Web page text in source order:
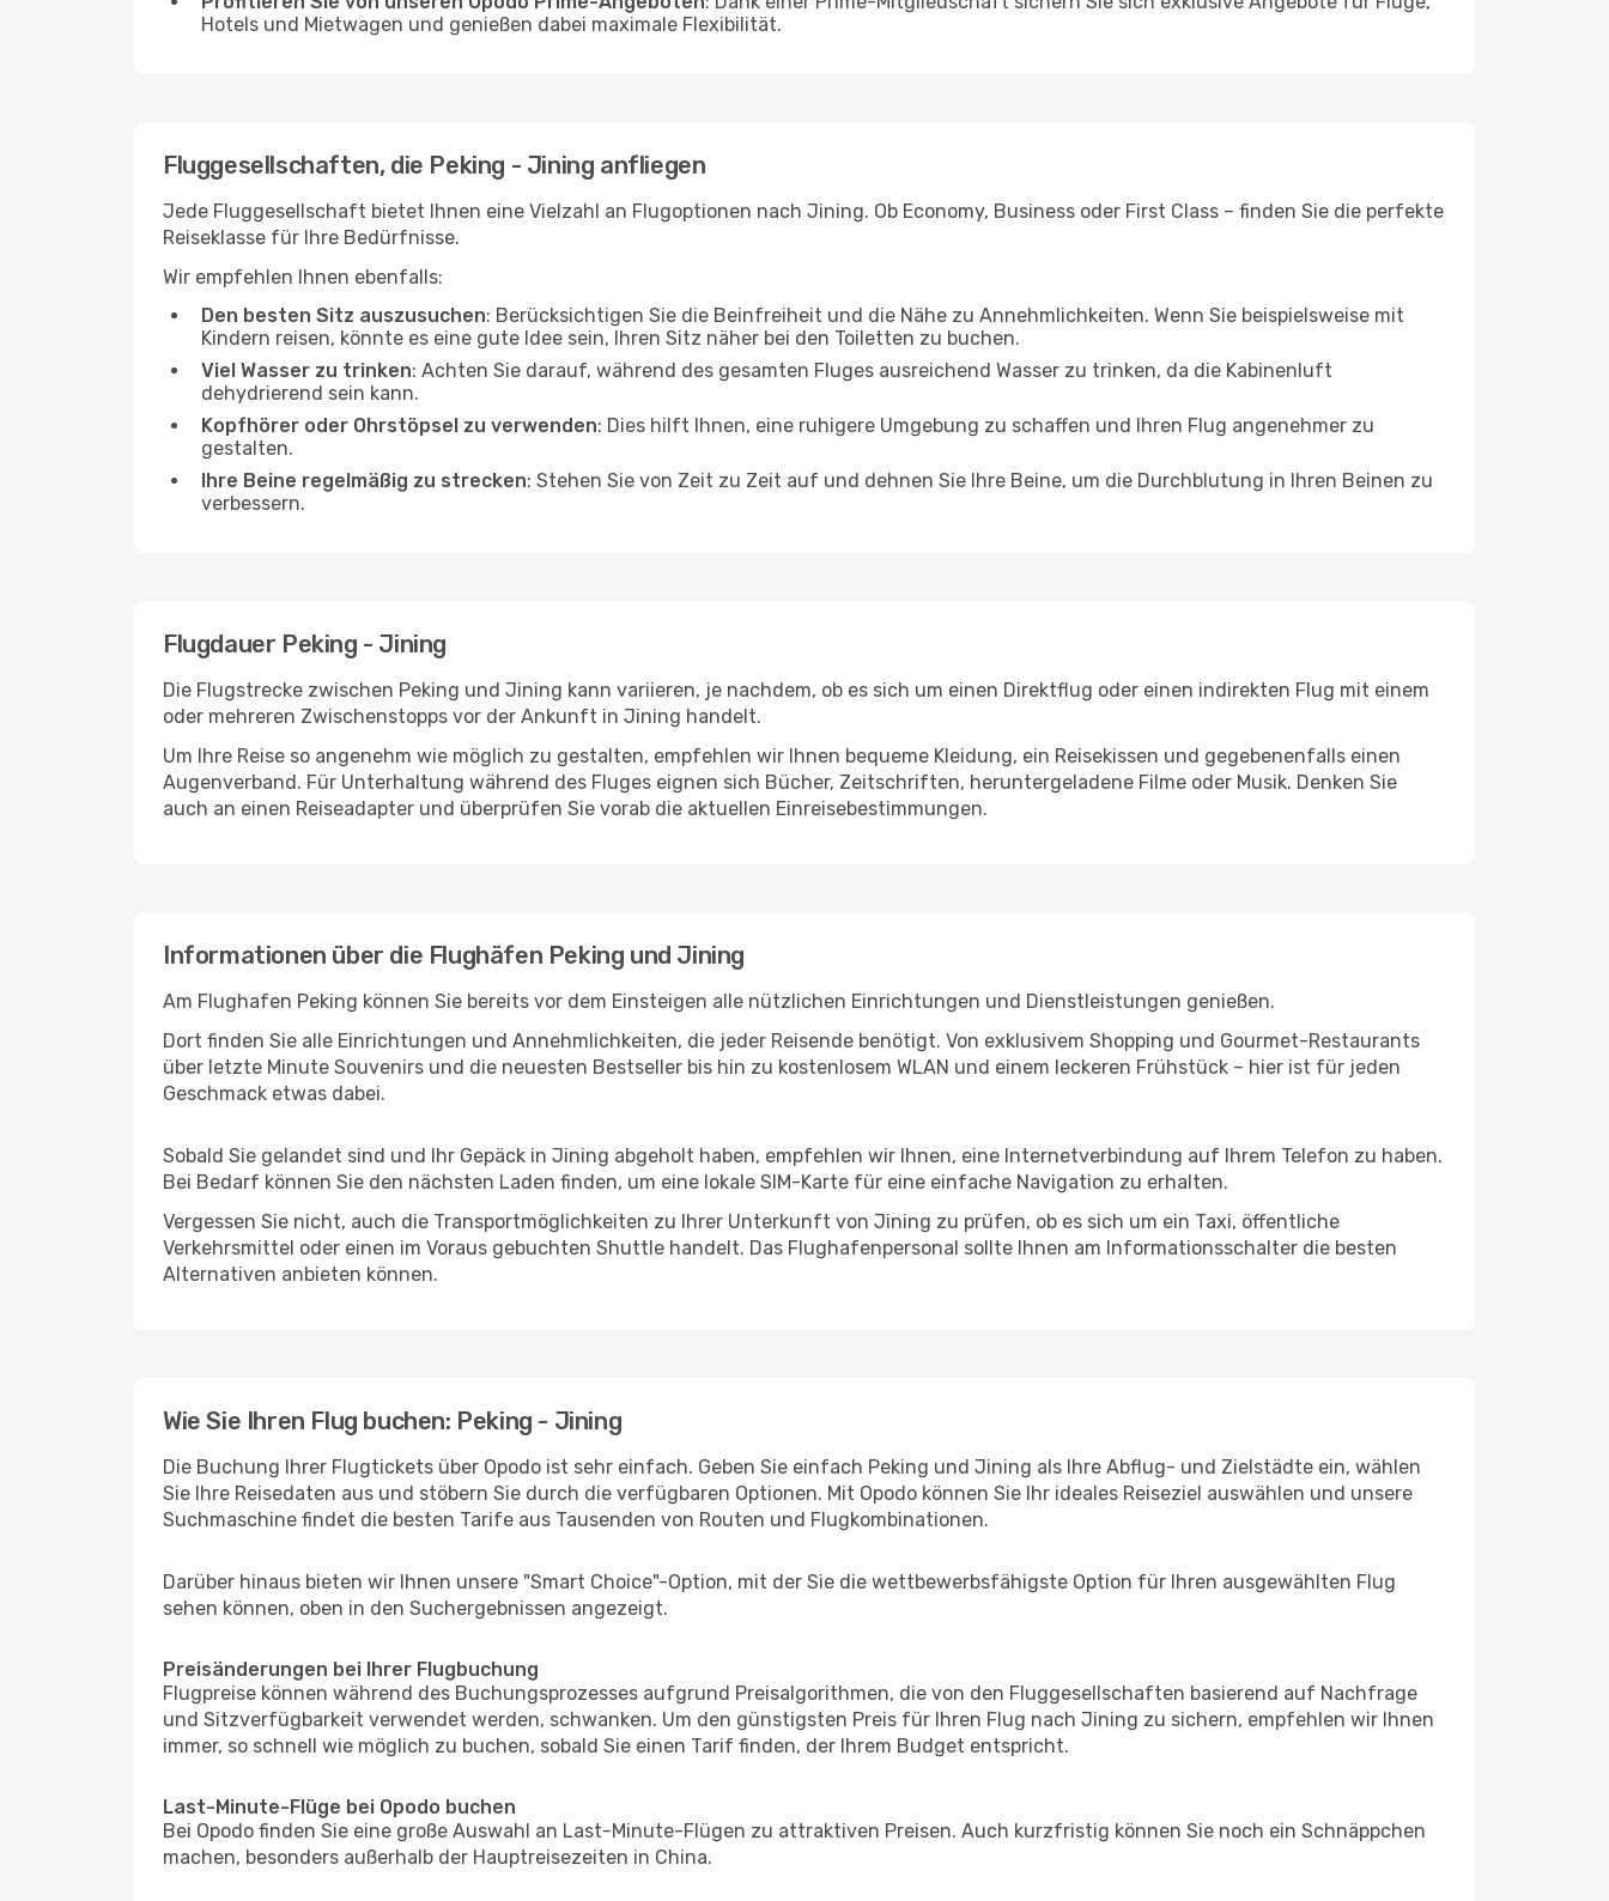
Hotels und Mietwagen und genießen dabei maximale Flexibilität.
Fluggesellschaften, die Peking - Jining anfliegen
Jede Fluggesellschaft bietet Ihnen eine Vielzahl an Flugoptionen nach Jining. Ob Economy, Business oder First Class – finden Sie die perfekte
Reiseklasse für Ihre Bedürfnisse.
Wir empfehlen Ihnen ebenfalls:
Den besten Sitz auszusuchen: Berücksichtigen Sie die Beinfreiheit und die Nähe zu Annehmlichkeiten. Wenn Sie beispielsweise mit
Kindern reisen, könnte es eine gute Idee sein, Ihren Sitz näher bei den Toiletten zu buchen.
Viel Wasser zu trinken: Achten Sie darauf, während des gesamten Fluges ausreichend Wasser zu trinken, da die Kabinenluft
dehydrierend sein kann.
Kopfhörer oder Ohrstöpsel zu verwenden: Dies hilft Ihnen, eine ruhigere Umgebung zu schaffen und Ihren Flug angenehmer zu
gestalten.
Ihre Beine regelmäßig zu strecken: Stehen Sie von Zeit zu Zeit auf und dehnen Sie Ihre Beine, um die Durchblutung in Ihren Beinen zu
verbessern.
Flugdauer Peking - Jining
Die Flugstrecke zwischen Peking und Jining kann variieren, je nachdem, ob es sich um einen Direktflug oder einen indirekten Flug mit einem
oder mehreren Zwischenstopps vor der Ankunft in Jining handelt.
Um Ihre Reise so angenehm wie möglich zu gestalten, empfehlen wir Ihnen bequeme Kleidung, ein Reisekissen und gegebenenfalls einen
Augenverband. Für Unterhaltung während des Fluges eignen sich Bücher, Zeitschriften, heruntergeladene Filme oder Musik. Denken Sie
auch an einen Reiseadapter und überprüfen Sie vorab die aktuellen Einreisebestimmungen.
Informationen über die Flughäfen Peking und Jining
Am Flughafen Peking können Sie bereits vor dem Einsteigen alle nützlichen Einrichtungen und Dienstleistungen genießen.
Dort finden Sie alle Einrichtungen und Annehmlichkeiten, die jeder Reisende benötigt. Von exklusivem Shopping und Gourmet-Restaurants
über letzte Minute Souvenirs und die neuesten Bestseller bis hin zu kostenlosem WLAN und einem leckeren Frühstück – hier ist für jeden
Geschmack etwas dabei.
Sobald Sie gelandet sind und Ihr Gepäck in Jining abgeholt haben, empfehlen wir Ihnen, eine Internetverbindung auf Ihrem Telefon zu haben.
Bei Bedarf können Sie den nächsten Laden finden, um eine lokale SIM-Karte für eine einfache Navigation zu erhalten.
Vergessen Sie nicht, auch die Transportmöglichkeiten zu Ihrer Unterkunft von Jining zu prüfen, ob es sich um ein Taxi, öffentliche
Verkehrsmittel oder einen im Voraus gebuchten Shuttle handelt. Das Flughafenpersonal sollte Ihnen am Informationsschalter die besten
Alternativen anbieten können.
Wie Sie Ihren Flug buchen: Peking - Jining
Die Buchung Ihrer Flugtickets über Opodo ist sehr einfach. Geben Sie einfach Peking und Jining als Ihre Abflug- und Zielstädte ein, wählen
Sie Ihre Reisedaten aus und stöbern Sie durch die verfügbaren Optionen. Mit Opodo können Sie Ihr ideales Reiseziel auswählen und unsere
Suchmaschine findet die besten Tarife aus Tausenden von Routen und Flugkombinationen.
Darüber hinaus bieten wir Ihnen unsere "Smart Choice"-Option, mit der Sie die wettbewerbsfähigste Option für Ihren ausgewählten Flug
sehen können, oben in den Suchergebnissen angezeigt.
Preisänderungen bei Ihrer Flugbuchung
Flugpreise können während des Buchungsprozesses aufgrund Preisalgorithmen, die von den Fluggesellschaften basierend auf Nachfrage
und Sitzverfügbarkeit verwendet werden, schwanken. Um den günstigsten Preis für Ihren Flug nach Jining zu sichern, empfehlen wir Ihnen
immer, so schnell wie möglich zu buchen, sobald Sie einen Tarif finden, der Ihrem Budget entspricht.
Last-Minute-Flüge bei Opodo buchen
Bei Opodo finden Sie eine große Auswahl an Last-Minute-Flügen zu attraktiven Preisen. Auch kurzfristig können Sie noch ein Schnäppchen
machen, besonders außerhalb der Hauptreisezeiten in China.